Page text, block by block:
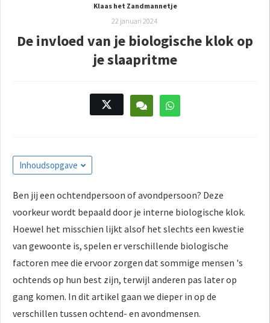
Klaas het Zandmannetje
22 januari 2024
De invloed van je biologische klok op
je slaapritme
Inhoudsopgave
Ben jij een ochtendpersoon of avondpersoon? Deze
voorkeur wordt bepaald door je interne biologische klok.
Hoewel het misschien lijkt alsof het slechts een kwestie
van gewoonte is, spelen er verschillende biologische
factoren mee die ervoor zorgen dat sommige mensen 's
ochtends op hun best zijn, terwijl anderen pas later op
gang komen. In dit artikel gaan we dieper in op de
verschillen tussen ochtend- en avondmensen.